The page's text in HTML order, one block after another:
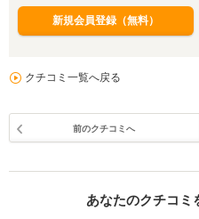
新規会員登録（無料）
クチコミ一覧へ戻る
前のクチコミへ
あなたのクチコミ